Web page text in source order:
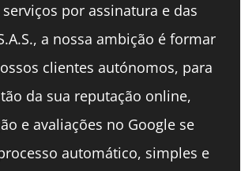
por assinatura e das
a nossa ambição é formar
clientes autónomos, para
da sua reputação online,
e avaliações no Google se
automático, simples e